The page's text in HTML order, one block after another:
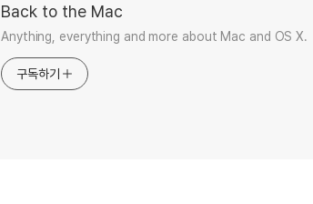
Back to the Mac
Anything, everything and more about Mac and OS X.
구독하기